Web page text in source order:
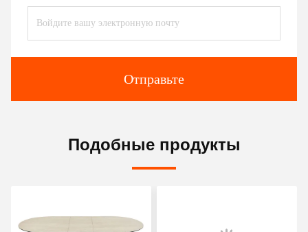
Отправьте
Подобные продукты